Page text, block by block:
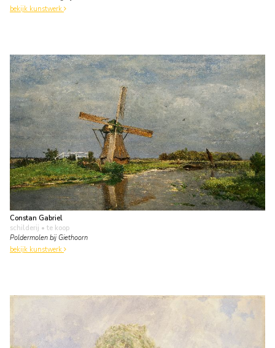
bekijk kunstwerk
Constan Gabriel
schilderij • te koop
Poldermolen bij Giethoorn
bekijk kunstwerk